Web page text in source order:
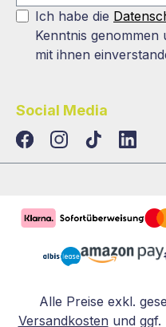
Ich habe die
Kenntnis genommen
mit ihnen
Social Media
TikTok
Alle Preise exkl.
Versandkosten und